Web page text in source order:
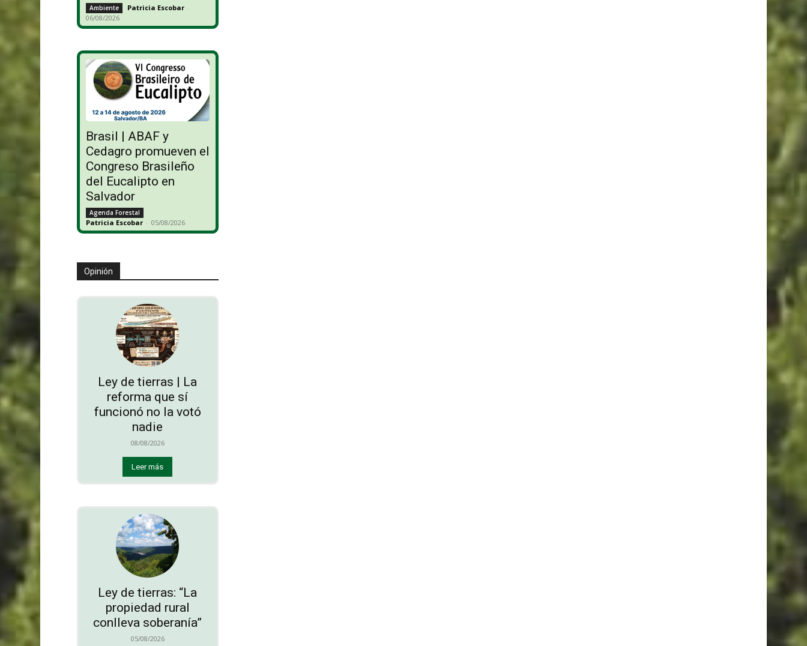
Ambiente Patricia Escobar -
06/08/2026
Brasil | ABAF y
Cedagro promueven el
Congreso Brasileño
del Eucalipto en
Salvador
Agenda Forestal
Patricia Escobar - 05/08/2026
Opinión
Ley de tierras | La
reforma que sí
funcionó no la votó
nadie
08/08/2026
Leer más
Ley de tierras: “La
propiedad rural
conlleva soberanía”
05/08/2026